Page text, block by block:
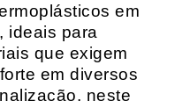
em
ideais para
que exigem
em diversos
neste